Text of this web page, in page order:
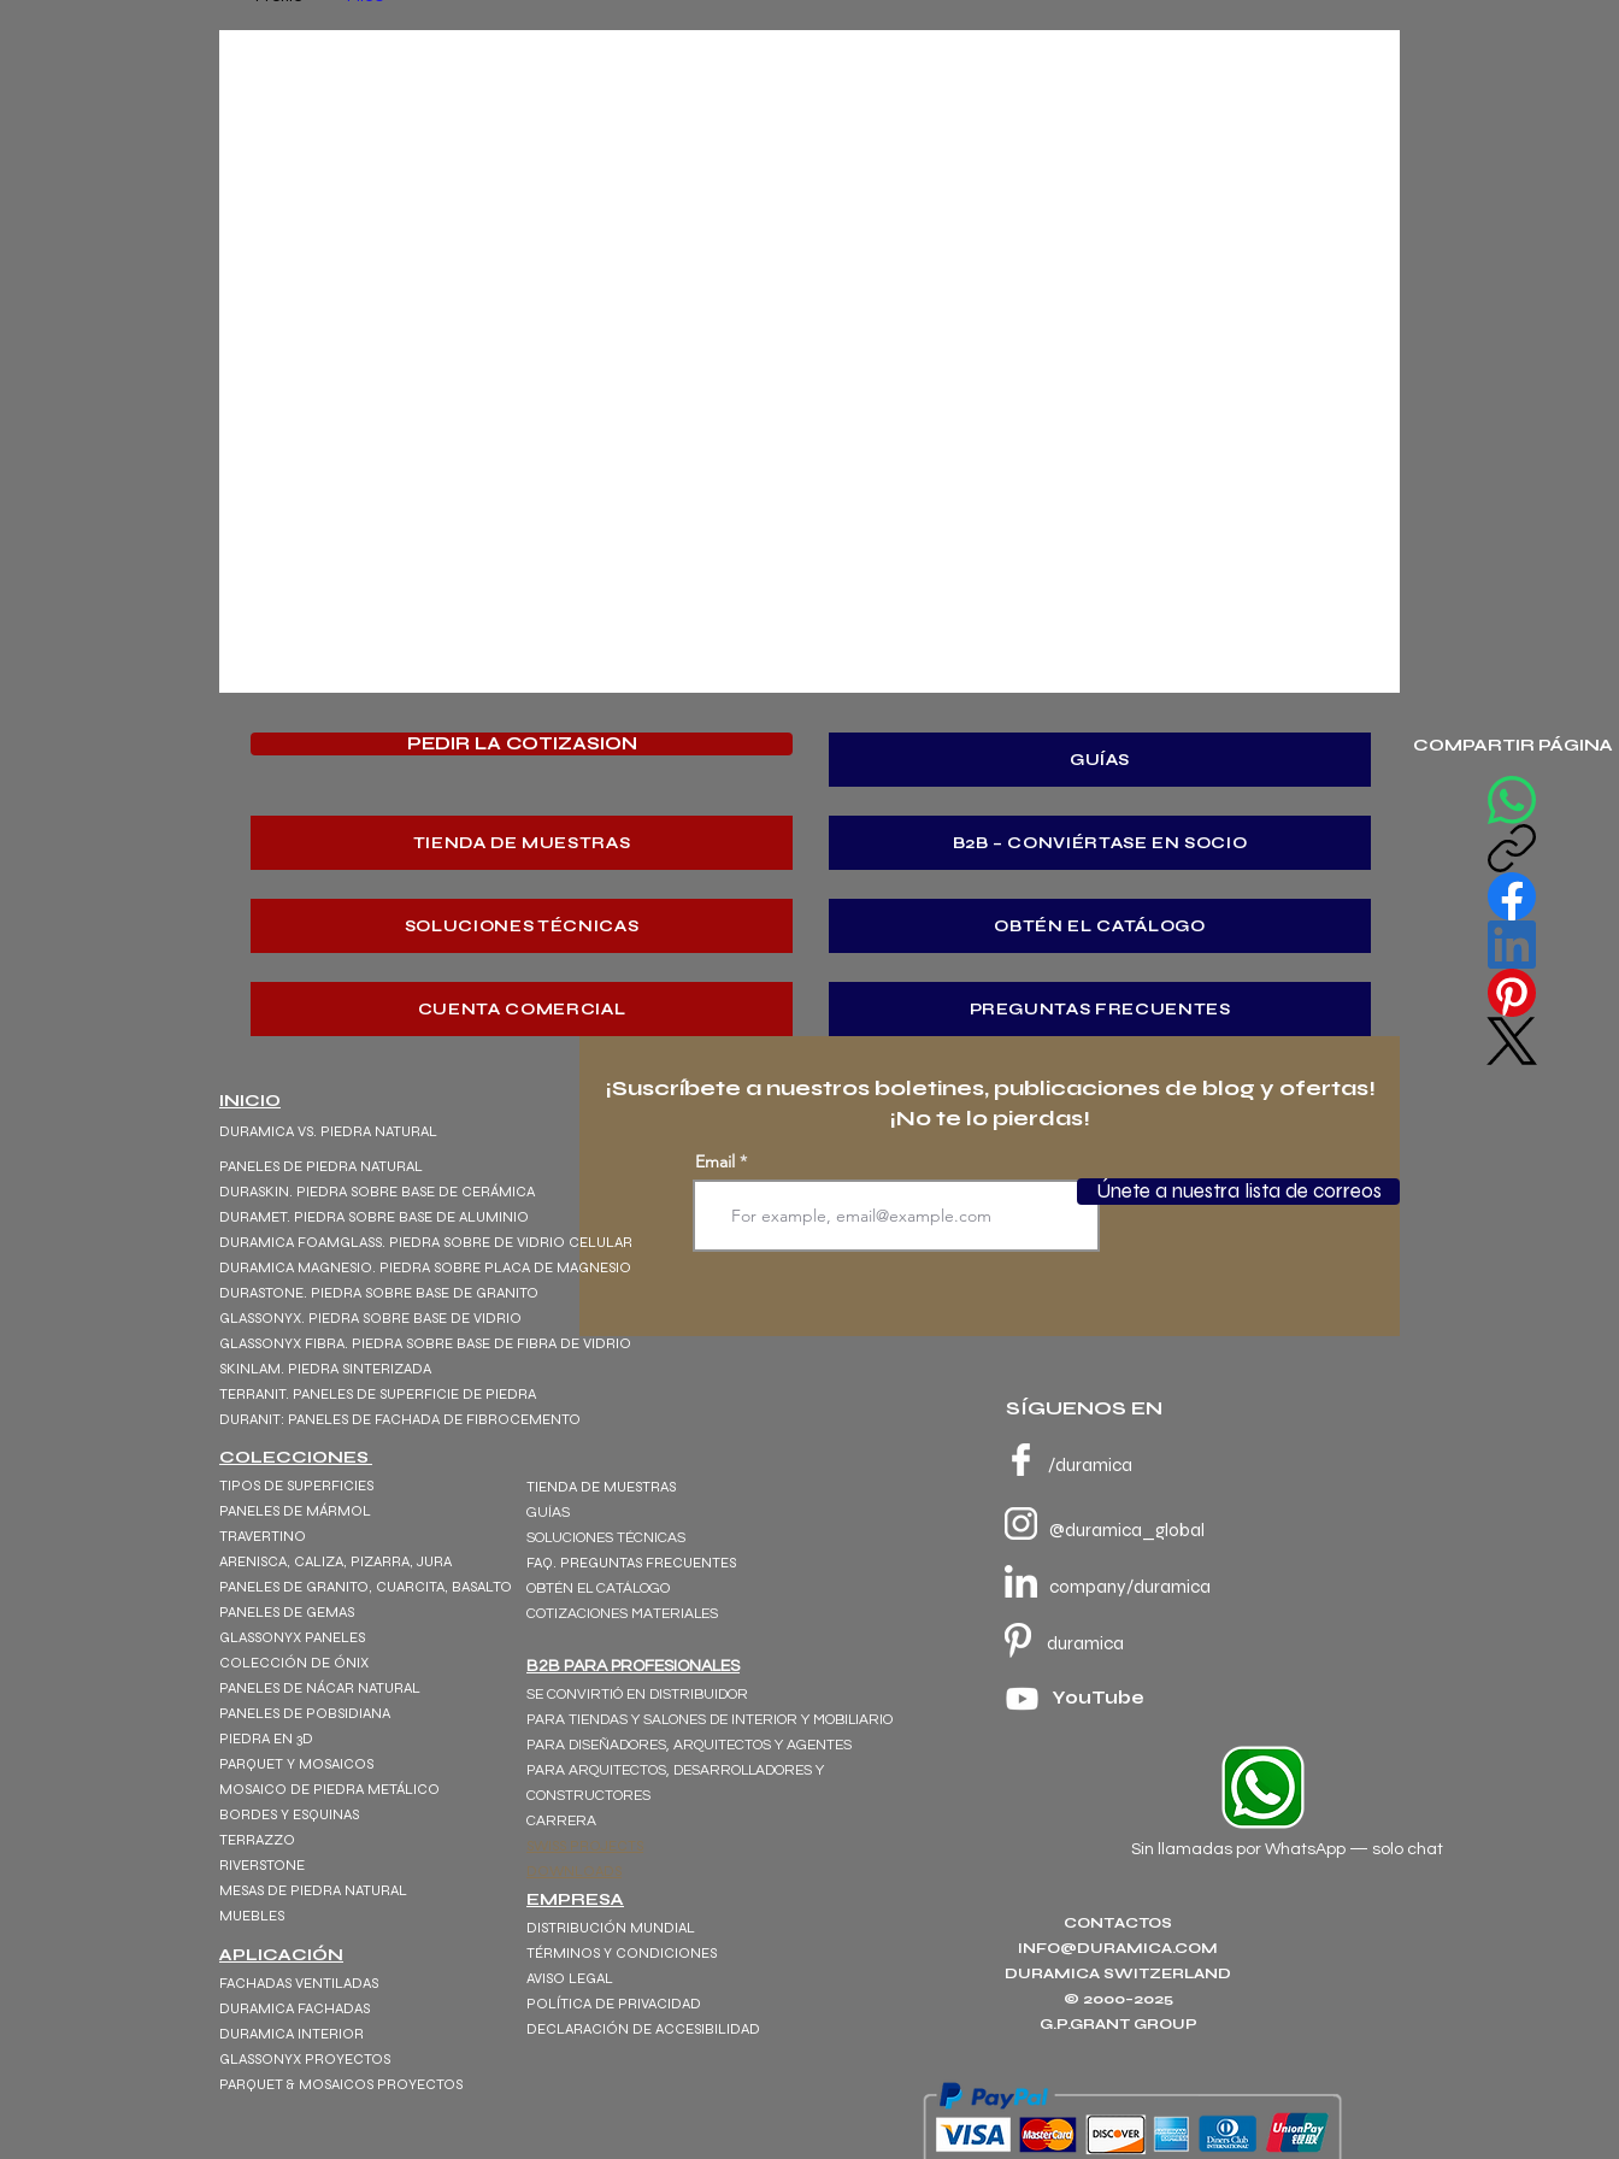
PEDIR LA COTIZASION
TIENDA DE MUESTRAS
SOLUCIONES TÉCNICAS
CUENTA COMERCIAL
GUÍAS
PREGUNTAS FRECUENTES
OBTÉN EL CATÁLOGO
B2B – CONVIÉRTASE EN SOCIO
COMPARTIR PÁGINA
¡Suscríbete a nuestros boletines, publicaciones de blog y ofertas!
¡No te lo pierdas!
Email
Únete a nuestra lista de correos
INICIO
DURAMICA VS. PIEDRA NATURAL
PANELES DE PIEDRA NATURAL
DURASKIN. PIEDRA SOBRE BASE DE CERÁMICA
DURAMET. PIEDRA SOBRE BASE DE ALUMINIO
DURAMICA FOAMGLASS. PIEDRA SOBRE DE VIDRIO CELULAR
DURAMICA MAGNESIO. PIEDRA SOBRE PLACA DE MAGNESIO
DURASTONE. PIEDRA SOBRE BASE DE GRANITO
GLASSONYX. PIEDRA SOBRE BASE DE VIDRIO
GLASSONYX FIBRA. PIEDRA SOBRE BASE DE FIBRA DE VIDRIO
SKINLAM. PIEDRA SINTERIZADA
TERRANIT. PANELES DE SUPERFICIE DE PIEDRA
DURANIT: PANELES DE FACHADA DE FIBROCEMENTO
COLECCIONES
TIPOS DE SUPERFICIES
PANELES DE MÁRMOL
TRAVERTINO
ARENISCA, CALIZA, PIZARRA, JURA
PANELES DE GRANITO, CUARCITA, BASALTO
PANELES DE GEMAS
GLASSONYX PANELES
COLECCIÓN DE ÓNIX
PANELES DE NÁCAR NATURAL
PANELES DE POBSIDIANA
PIEDRA EN 3D
PARQUET Y MOSAICOS
MOSAICO DE PIEDRA METÁLICO
BORDES Y ESQUINAS
TERRAZZO
RIVERSTONE
MESAS DE PIEDRA NATURAL
MUEBLES
APLICACIÓN
FACHADAS VENTILADAS
DURAMICA FACHADAS
DURAMICA INTERIOR
GLASSONYX PROYECTOS
PARQUET & MOSAICOS PROYECTOS
TIENDA DE MUESTRAS
GUÍAS
SOLUCIONES TÉCNICAS
FAQ. PREGUNTAS FRECUENTES
OBTÉN EL CATÁLOGO
COTIZACIONES MATERIALES
B2B PARA PROFESIONALES
SE CONVIRTIÓ EN DISTRIBUIDOR
PARA TIENDAS Y SALONES DE INTERIOR Y MOBILIARIO
PARA DISEÑADORES, ARQUITECTOS Y AGENTES
PARA ARQUITECTOS, DESARROLLADORES Y
CONSTRUCTORES
CARRERA
SWISS PROJECTS
DOWNLOADS
EMPRESA
DISTRIBUCIÓN MUNDIAL
TÉRMINOS Y CONDICIONES
AVISO LEGAL
POLÍTICA DE PRIVACIDAD
DECLARACIÓN DE ACCESIBILIDAD
SÍGUENOS EN
/duramica
@duramica_global
company/duramica
duramica
YouTube
CONTACTOS
INFO@DURAMICA.COM
DURAMICA SWITZERLAND
© 2000–2025
G.P.GRANT GROUP
Sin llamadas por WhatsApp — solo chat